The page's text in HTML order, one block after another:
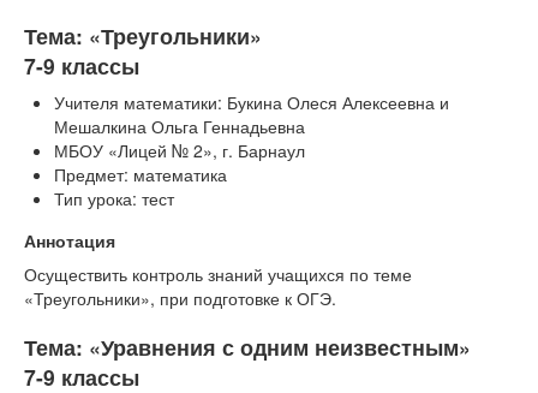
Тема: «Треугольники»
7-9 классы
Учителя математики: Букина Олеся Алексеевна и
Мешалкина Ольга Геннадьевна
МБОУ «Лицей № 2», г. Барнаул
Предмет: математика
Тип урока: тест
Аннотация
Осуществить контроль знаний учащихся по теме
«Треугольники», при подготовке к ОГЭ.
Тема: «Уравнения с одним неизвестным»
7-9 классы